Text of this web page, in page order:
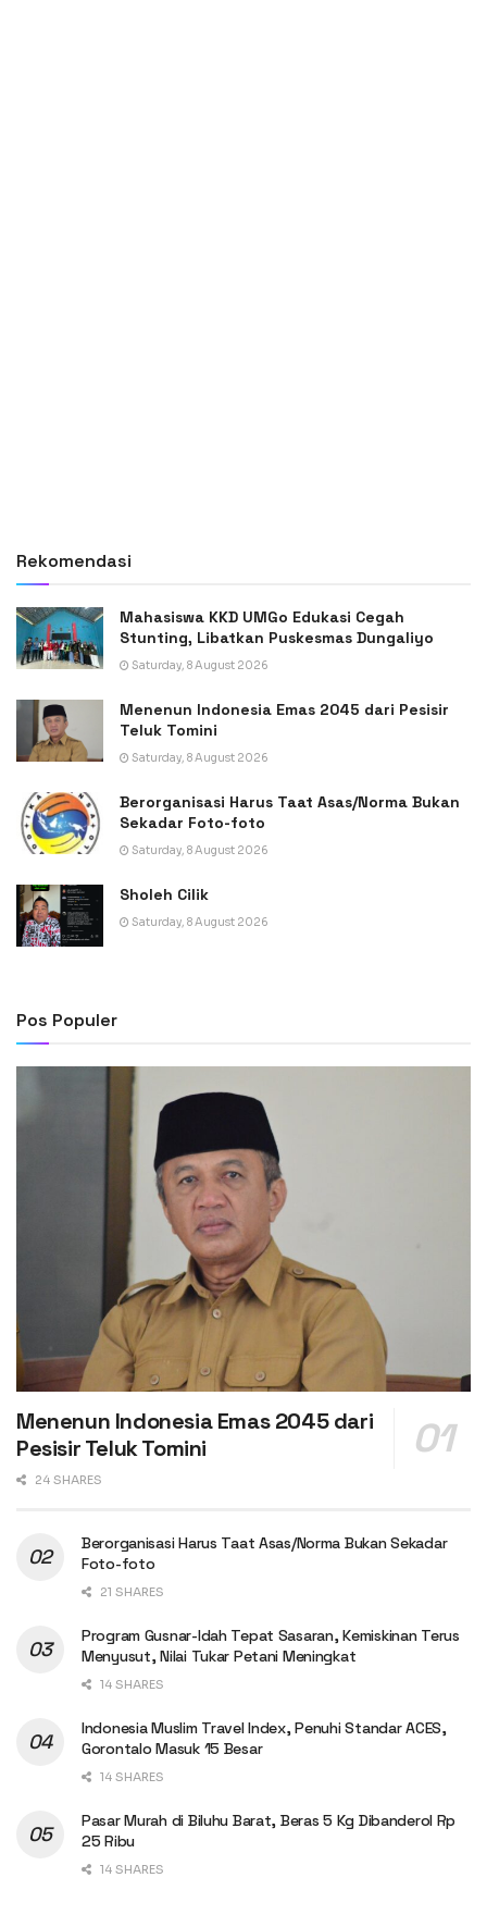
Rekomendasi
Mahasiswa KKD UMGo Edukasi Cegah
Stunting, Libatkan Puskesmas Dungaliyo
Saturday, 8 August 2026
Menenun Indonesia Emas 2045 dari Pesisir
Teluk Tomini
Saturday, 8 August 2026
Berorganisasi Harus Taat Asas/Norma Bukan
Sekadar Foto-foto
Saturday, 8 August 2026
Sholeh Cilik
Saturday, 8 August 2026
Pos Populer
Menenun Indonesia Emas 2045 dari
Pesisir Teluk Tomini
24 SHARES
Berorganisasi Harus Taat Asas/Norma Bukan Sekadar
Foto-foto
21 SHARES
Program Gusnar-Idah Tepat Sasaran, Kemiskinan Terus
Menyusut, Nilai Tukar Petani Meningkat
14 SHARES
Indonesia Muslim Travel Index, Penuhi Standar ACES,
Gorontalo Masuk 15 Besar
14 SHARES
Pasar Murah di Biluhu Barat, Beras 5 Kg Dibanderol Rp
25 Ribu
14 SHARES